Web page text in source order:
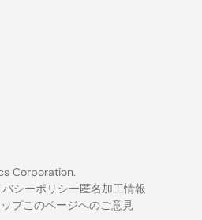
Corporation.
シーポリシー匿名加工情報
プこのページへのご意見